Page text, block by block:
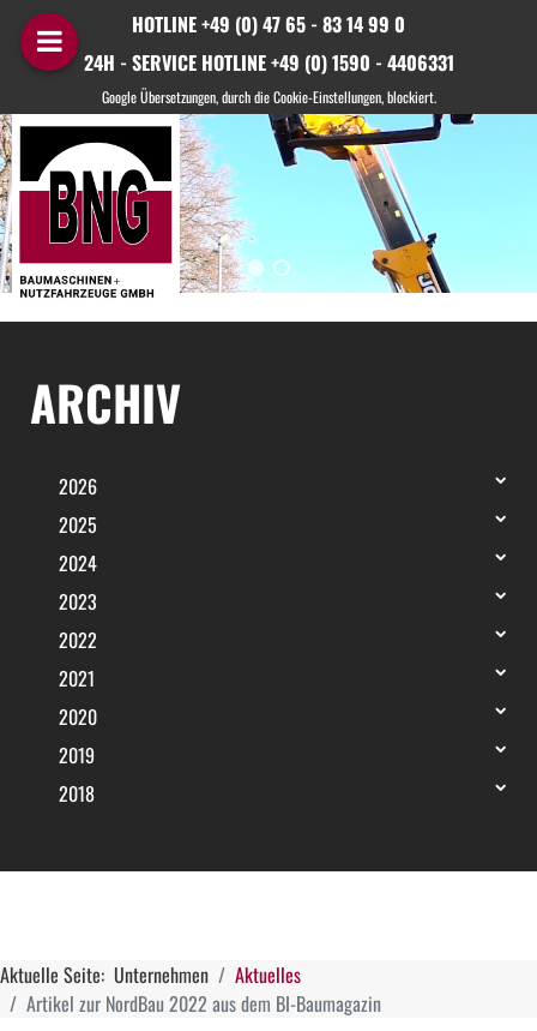
HOTLINE +49 (0) 47 65 - 83 14 99 0
24H - SERVICE HOTLINE +49 (0) 1590 - 4406331
ARCHIV
2026
2025
2024
2023
2022
2021
2020
2019
2018
Aktuelle Seite: Unternehmen
Aktuelles
Artikel zur NordBau 2022 aus dem BI-Baumagazin